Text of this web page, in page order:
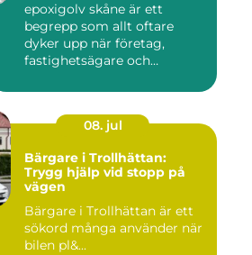
epoxigolv skåne är ett
begrepp som allt oftare
dyker upp när företag,
fastighetsägare och
08. jul
Bärgare i Trollhättan:
Trygg hjälp vid stopp på
vägen
Bärgare i Trollhättan är ett
sökord många använder när
bilen pl&...